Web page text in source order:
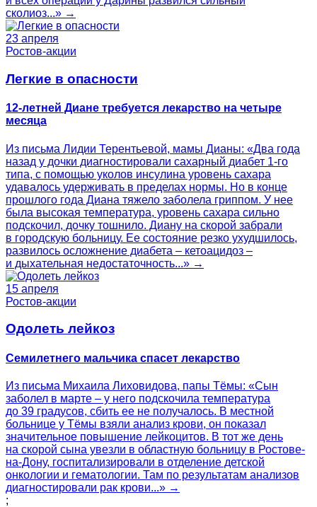
сколиоз...» →
23 апреля
Ростов-акции
Легкие в опасности
12-летней Диане требуется лекарство на четыре
месяца
Из письма Лидии Терентьевой, мамы Дианы: «Два года
назад у дочки диагностировали сахарный диабет 1-го
типа, с помощью уколов инсулина уровень сахара
удавалось удерживать в пределах нормы. Но в конце
прошлого года Диана тяжело заболела гриппом. У нее
была высокая температура, уровень сахара сильно
подскочил, дочку тошнило. Диану на скорой забрали
в городскую больницу. Ее состояние резко ухудшилось,
развилось осложнение диабета – кетоацидоз –
и дыхательная недостаточность...» →
15 апреля
Ростов-акции
Одолеть лейкоз
Семилетнего мальчика спасет лекарство
Из письма Михаила Лиховидова, папы Тёмы: «Сын
заболел в марте – у него подскочила температура
до 39 градусов, сбить ее не получалось. В местной
больнице у Тёмы взяли анализ крови, он показал
значительное повышение лейкоцитов. В тот же день
на скорой сына увезли в областную больницу в Ростове-
на-Дону, госпитализировали в отделение детской
онкологии и гематологии. Там по результатам анализов
диагностировали рак крови...» →
;